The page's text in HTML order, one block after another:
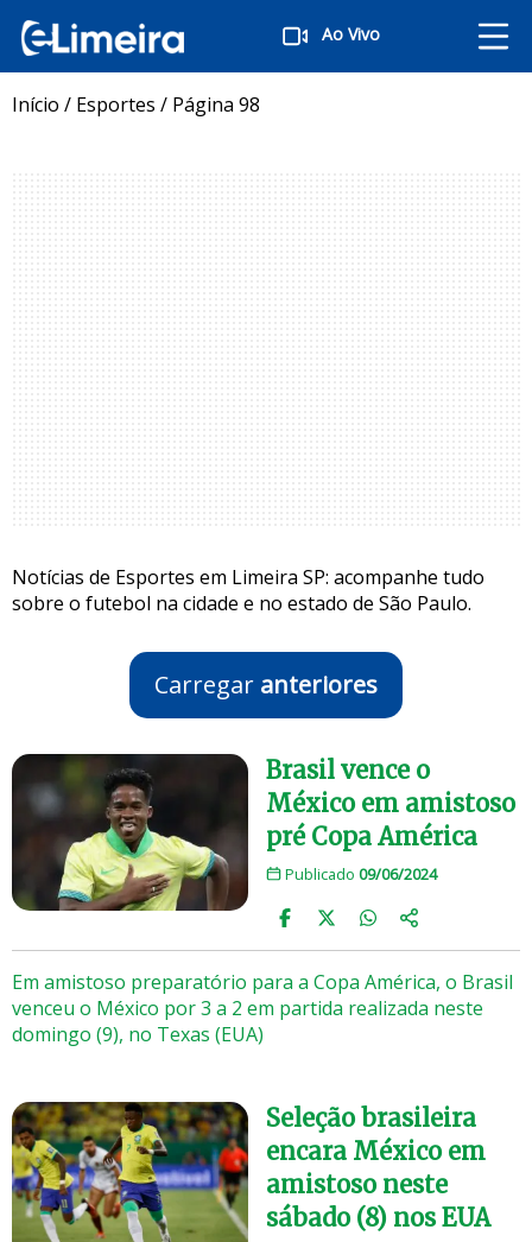
Ao Vivo
Início / Esportes / Página 98
Notícias de Esportes em Limeira SP: acompanhe tudo
sobre o futebol na cidade e no estado de São Paulo.
Carregar anteriores
Brasil vence o
México em amistoso
pré Copa América
Publicado 09/06/2024
Em amistoso preparatório para a Copa América, o Brasil
venceu o México por 3 a 2 em partida realizada neste
domingo (9), no Texas (EUA)
Seleção brasileira
encara México em
amistoso neste
sábado (8) nos EUA